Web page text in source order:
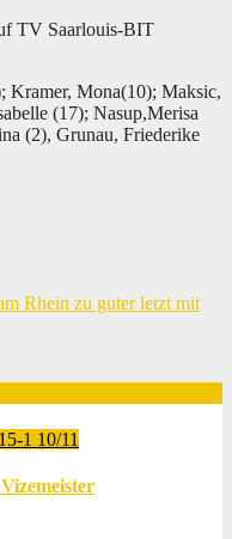
TV Saarlouis-BIT
Kramer, Mona(10); Maksic,
(17); Nasup,Merisa
(2), Grunau, Friederike
Rhein zu guter letzt mit
1 10/11